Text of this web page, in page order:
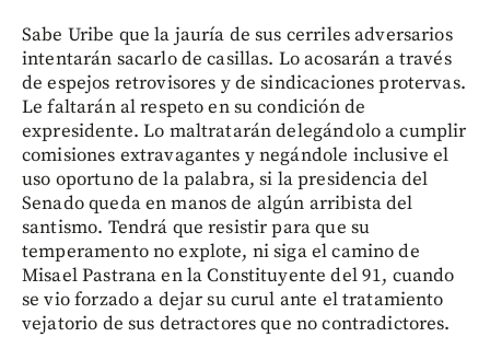
Sabe Uribe que la jauría de sus cerriles adversarios
intentarán sacarlo de casillas. Lo acosarán a través
de espejos retrovisores y de sindicaciones protervas.
Le faltarán al respeto en su condición de
expresidente. Lo maltratarán delegándolo a cumplir
comisiones extravagantes y negándole inclusive el
uso oportuno de la palabra, si la presidencia del
Senado queda en manos de algún arribista del
santismo. Tendrá que resistir para que su
temperamento no explote, ni siga el camino de
Misael Pastrana en la Constituyente del 91, cuando
se vio forzado a dejar su curul ante el tratamiento
vejatorio de sus detractores que no contradictores.